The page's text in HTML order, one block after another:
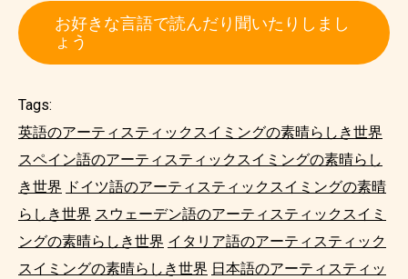
お好きな言語で読んだり聞いたりしまし
ょう
Tags:
英語のアーティスティックスイミングの素晴らしき世界
スペイン語のアーティスティックスイミングの素晴らし
き世界 ドイツ語のアーティスティックスイミングの素晴
らしき世界 スウェーデン語のアーティスティックスイミ
ングの素晴らしき世界 イタリア語のアーティスティック
スイミングの素晴らしき世界 日本語のアーティスティッ